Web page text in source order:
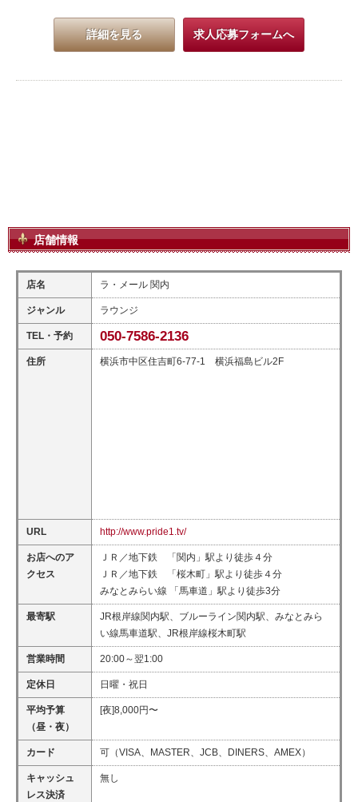
詳細を見る 求人応募フォームへ
店舗情報
店名 ラ・メール 関内
ジャンル ラウンジ
TEL・予約 050-7586-2136
住所 横浜市中区住吉町6-77-1 横浜福島ビル2F
URL http://www.pride1.tv/
お店へのア
クセス
ＪＲ／地下鉄 「関内」駅より徒歩４分
ＪＲ／地下鉄 「桜木町」駅より徒歩４分
みなとみらい線 「馬車道」駅より徒歩3分
最寄駅
JR根岸線関内駅、ブルーライン関内駅、みなとみら
い線馬車道駅、JR根岸線桜木町駅
営業時間 20:00～翌1:00
定休日 日曜・祝日
平均予算
（昼・夜）
[夜]8,000円〜
カード 可（VISA、MASTER、JCB、DINERS、AMEX）
キャッシュ
レス決済
無し